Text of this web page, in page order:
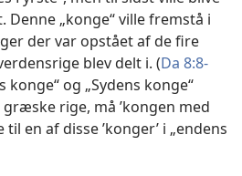
„konge“ ville fremstå i
der var opstået af de fire
blev delt i. (Da 8:8-
konge“ og „Sydens konge“
rige, må ’kongen med
en af disse ’konger’ i „endens